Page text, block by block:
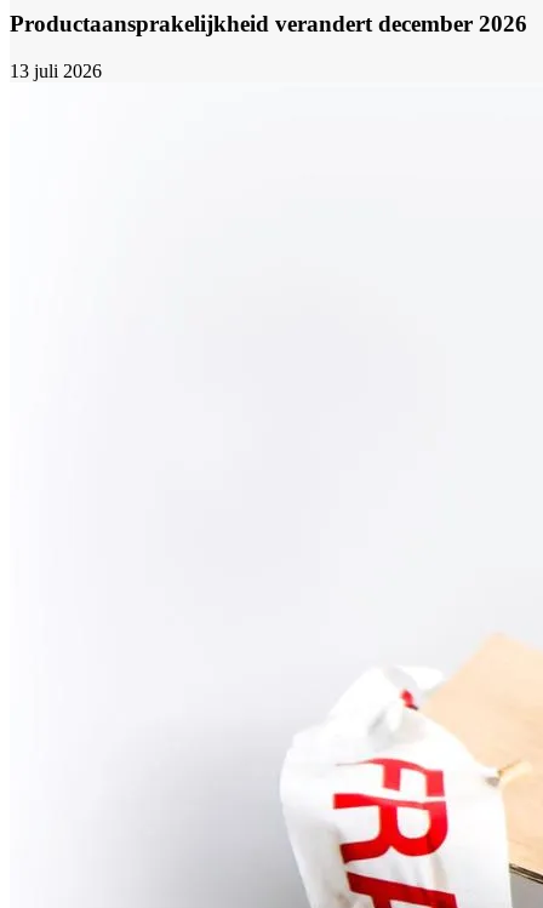
Productaansprakelijkheid verandert december 2026
13 juli 2026